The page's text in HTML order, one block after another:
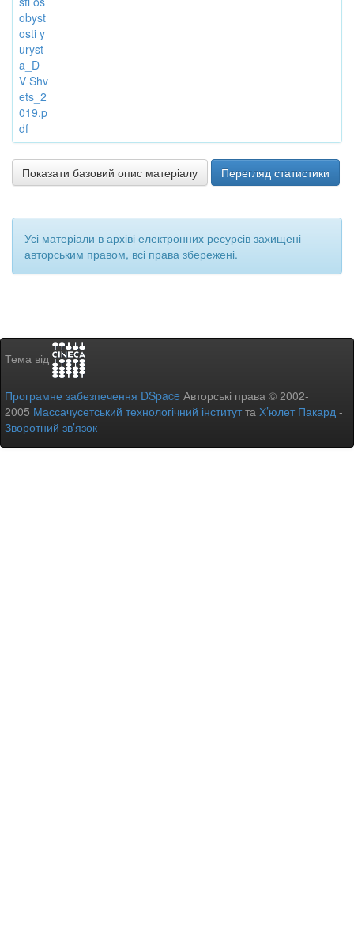
obyst
osti y
uryst
a_D
V Shv
ets_2
019.p
df
Показати базовий опис матеріалу Перегляд статистики
Усі матеріали в архіві електронних ресурсів захищені
авторським правом, всі права збережені.
Тема від
Програмне забезпечення DSpace Авторські права © 2002-
2005 Массачусетський технологічний інститутта Х’юлет Пакард -
Зворотний зв’язок